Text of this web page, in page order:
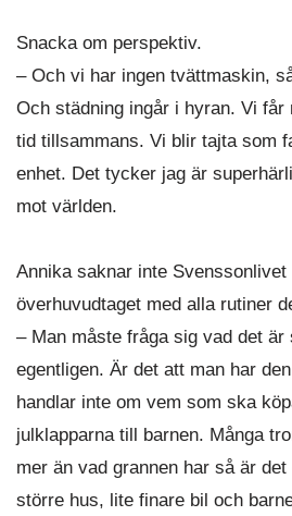
Snacka om perspektiv.
– Och vi har ingen tvättmaskin,
Och städning ingår i hyran. Vi
tid tillsammans. Vi blir tajta som
enhet. Det tycker jag är
mot världen.
Annika saknar inte Svenssonlivet
överhuvudtaget med alla rutiner
– Man måste fråga sig vad det är
egentligen. Är det att man har
handlar inte om vem som ska
julklapparna till barnen. Många
mer än vad grannen har så är
större hus, lite finare bil och